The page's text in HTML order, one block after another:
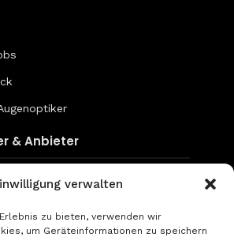
verwalten
zu bieten, verwenden wir
um Geräteinformationen zu speichern
& Anbieter
Media